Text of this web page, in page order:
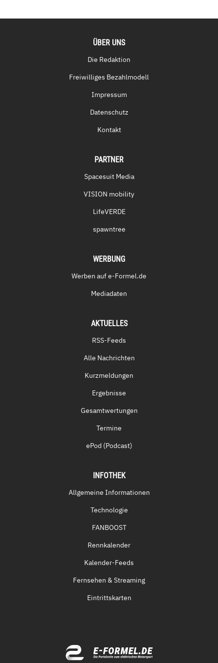
ÜBER UNS
Die Redaktion
Freiwilliges Bezahlmodell
Impressum
Datenschutz
Kontakt
PARTNER
Spacesuit Media
VISION mobility
LifeVERDE
spawntree
WERBUNG
Werben auf e-Formel.de
Mediadaten
AKTUELLES
RSS-Feeds
Alle Nachrichten
Kurzmeldungen
Ergebnisse
Gesamtwertungen
Termine
ePod (Podcast)
INFOTHEK
Allgemeine Informationen
Technologie
FANBOOST
Rennkalender
Kalender-Feeds
Fernsehen & Streaming
Eintrittskarten